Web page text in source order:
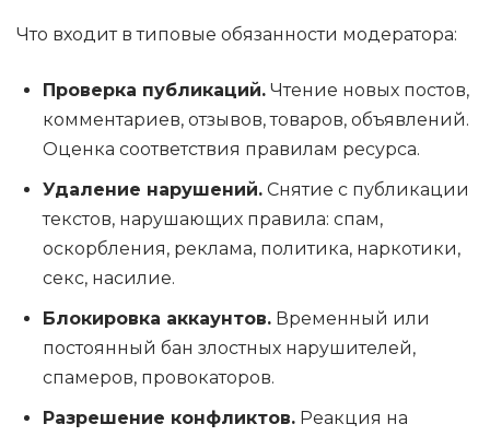
Что входит в типовые обязанности модератора:
Проверка публикаций. Чтение новых постов,
комментариев, отзывов, товаров, объявлений.
Оценка соответствия правилам ресурса.
Удаление нарушений. Снятие с публикации
текстов, нарушающих правила: спам,
оскорбления, реклама, политика, наркотики,
секс, насилие.
Блокировка аккаунтов. Временный или
постоянный бан злостных нарушителей,
спамеров, провокаторов.
Разрешение конфликтов. Реакция на